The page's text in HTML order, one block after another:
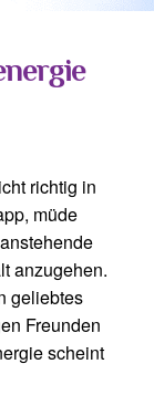
richtig in
müde
anzugehen.
geliebtes
Freunden
scheint